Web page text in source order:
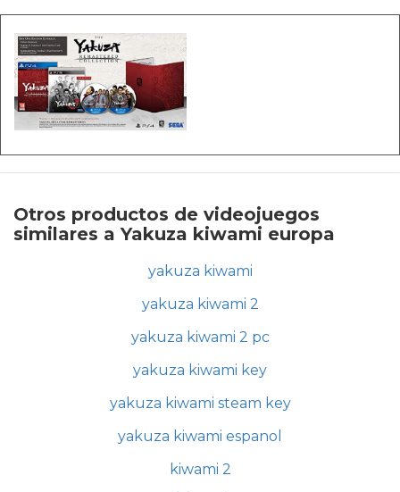
Otros productos de videojuegos
similares a Yakuza kiwami europa
yakuza kiwami
yakuza kiwami 2
yakuza kiwami 2 pc
yakuza kiwami key
yakuza kiwami steam key
yakuza kiwami espanol
kiwami 2